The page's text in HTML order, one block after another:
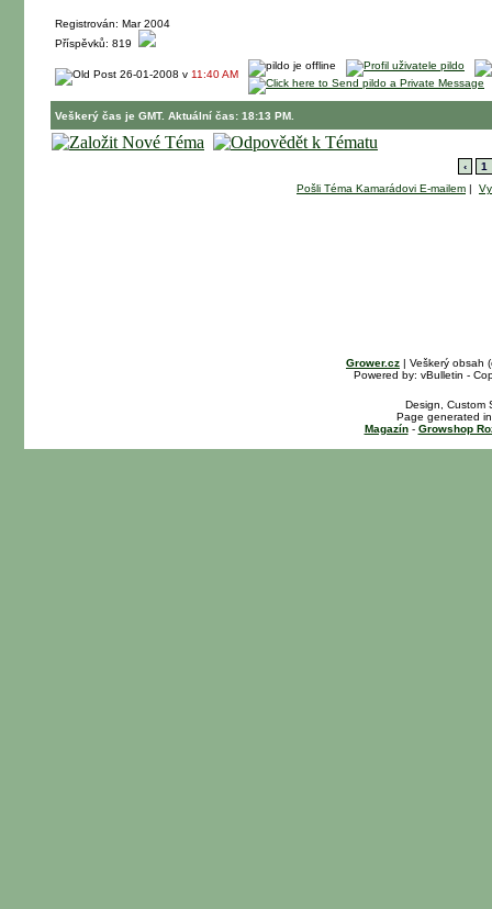
Registrován: Mar 2004
Příspěvků: 819
26-01-2008 v 11:40 AM
Veškerý čas je GMT. Aktuální čas: 18:13 PM.
‹
1
Pošli Téma Kamarádovi E-mailem |
Grower.cz | Veškerý obsah
Powered by: vBulletin -
Design, Custom
Page generated
Magazín- Growshop